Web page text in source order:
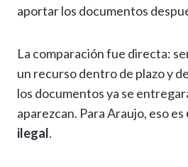
aportar los documentos
La comparación fue directa:
un recurso dentro de plazo y
los documentos ya se
aparezcan. Para Araujo, eso es
ilegal.